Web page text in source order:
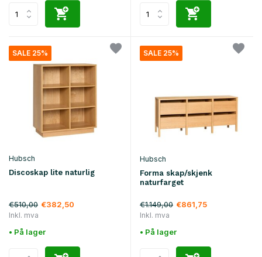
SALE 25%
Hubsch
Discoskap lite naturlig
€510,00 €382,50
Inkl. mva
• På lager
SALE 25%
Hubsch
Forma skap/skjenk
naturfarget
€1.149,00 €861,75
Inkl. mva
• På lager